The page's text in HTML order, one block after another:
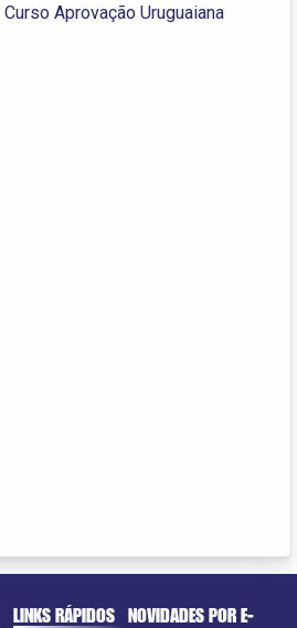
Curso Aprovação Uruguaiana
LINKS RÁPIDOS NOVIDADES POR E-